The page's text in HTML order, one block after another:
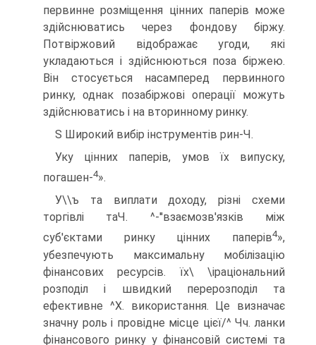
первинне розміщення цінних паперів може
здійснюватись через фондову біржу.
Потвіржовий відображає угоди, які
укладаються і здійснюються поза біржею.
Він стосується насамперед первинного
ринку, однак позабіржові операції можуть
здійснюватись і на вторинному ринку.
S Широкий вибір інструментів рин-Ч.
Уку цінних паперів, умов їх випуску,
погашен-4».
У\\ъ та виплати доходу, різні схеми
торгівлі таЧ. ^-''взаємозв'язків між
суб'єктами ринку цінних паперів4»,
убезпечують максимальну мобілізацію
фінансових ресурсів. їх\ \іраціональний
розподіл і швидкий перерозподіл та
ефективне ^Х. використання. Це визначає
значну роль і провідне місце цієї/^ Чч. ланки
фінансового ринку у фінансовій системі та